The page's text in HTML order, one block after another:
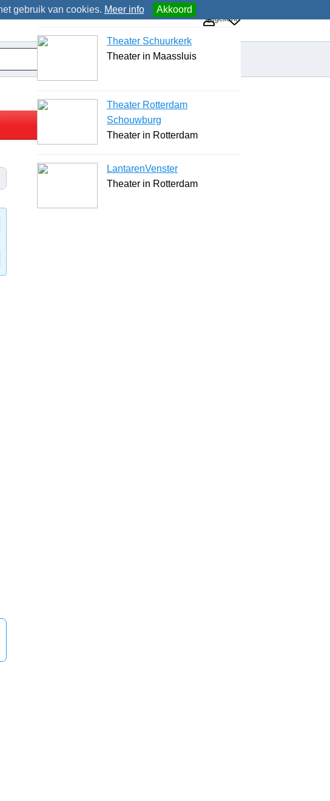
gebruik van cookies. Meer info Akkoord
Uitgelicht
Theater Schuurkerk
Theater in Maassluis
Theater Rotterdam
Schouwburg
Theater in Rotterdam
LantarenVenster
Theater in Rotterdam